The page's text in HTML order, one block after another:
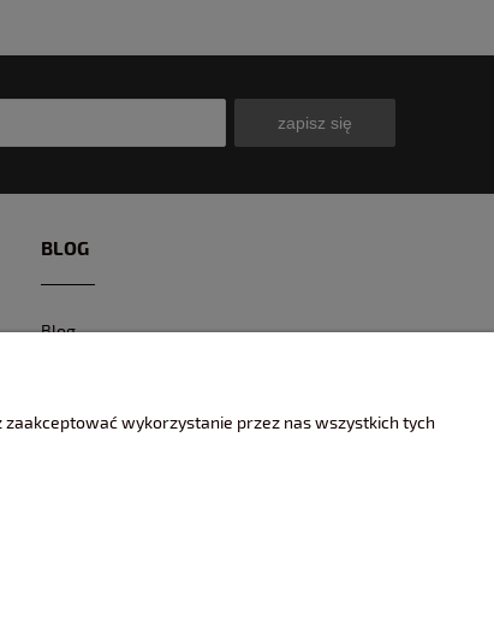
zapisz się
BLOG
Blog
ENCYKLOPEDIA KOLEKCJONERA
wykorzystanie przez nas wszystkich tych